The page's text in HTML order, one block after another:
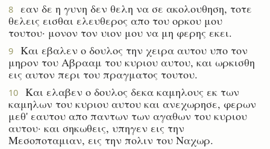
8
εαν δε η γυνη δεν θελη να σε ακολουθηση, τοτε
θελεις εισθαι ελευθερος απο του ορκου μου
τουτου· μονον τον υιον μου να μη φερης εκει.
9
Και εβαλεν ο δουλος την χειρα αυτου υπο τον
μηρον του Αβρααμ του κυριου αυτου, και ωρκισθη
εις αυτον περι του πραγματος τουτου.
10
Και ελαβεν ο δουλος δεκα καμηλους εκ των
καμηλων του κυριου αυτου και ανεχωρησε, φερων
μεθ' εαυτου απο παντων των αγαθων του κυριου
αυτου· και σηκωθεις, υπηγεν εις την
Μεσοποταμιαν, εις την πολιν του Ναχωρ.